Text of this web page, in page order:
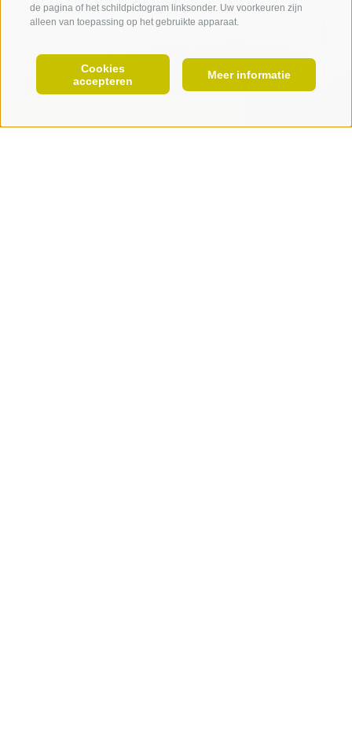
de pagina of het schildpictogram linksonder. Uw voorkeuren zijn
alleen van toepassing op het gebruikte apparaat.
Cookies
accepteren
Meer informatie